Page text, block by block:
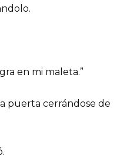
en mi maleta.”
puerta cerrándose de